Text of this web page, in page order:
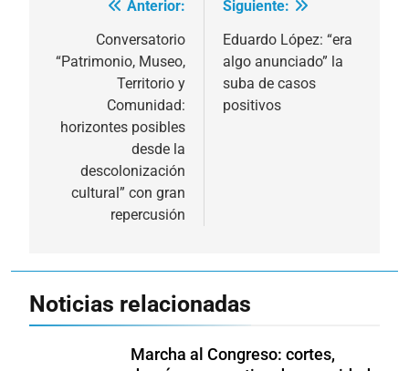
Navegación
entradas
Anterior:
Conversatorio
“Patrimonio, Museo,
Territorio y
Comunidad:
horizontes posibles
desde la
descolonización
cultural” con gran
repercusión
Siguiente:
Eduardo López: “era
algo anunciado” la
suba de casos
positivos
Noticias relacionadas
Marcha al Congreso: cortes,